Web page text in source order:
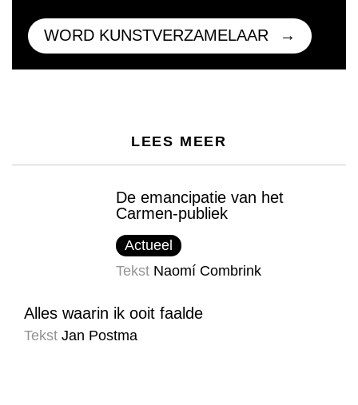
WORD KUNSTVERZAMELAAR
LEES MEER
De emancipatie van het
Carmen-publiek
Actueel
Tekst Naomí Combrink
Alles waarin ik ooit faalde
Tekst Jan Postma